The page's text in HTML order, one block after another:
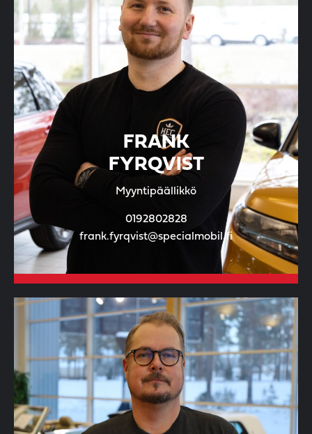
FRANK
FYRQVIST
Myyntipäällikkö
0192802828
frank.fyrqvist@specialmobil.fi